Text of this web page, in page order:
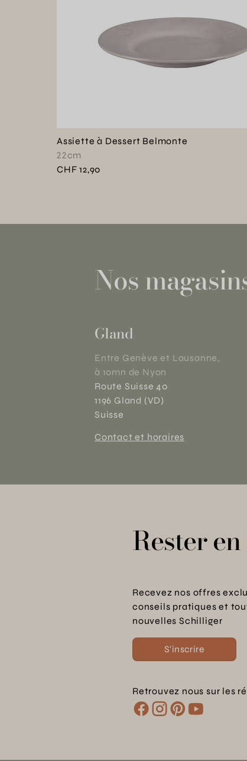
Assiette à Dessert Belmonte
22cm
CHF 12,90
Nos
Gland
Entre Genève et Lausanne,
à 10mn de Nyon
Route Suisse 40
1196 Gland (VD)
Suisse
Contact et horaires
Rester
Recevez nos offres
conseils pratiques et
nouvelles Schilliger
S'inscrire
Retrouvez nous sur les